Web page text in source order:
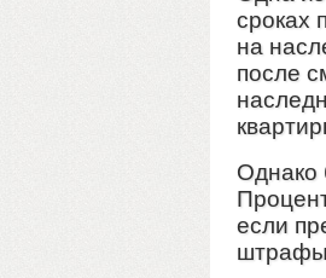
сроках
на
после
Однако
если
штрафы